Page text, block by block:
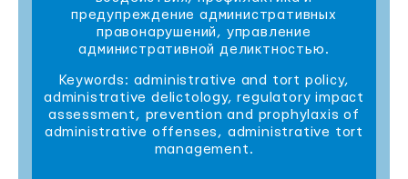
предупреждение административных
правонарушений, управление
административной деликтностью.
Keywords: administrative and tort policy,
administrative delictology, regulatory impact
assessment, prevention and prophylaxis of
administrative offenses, administrative tort
management.